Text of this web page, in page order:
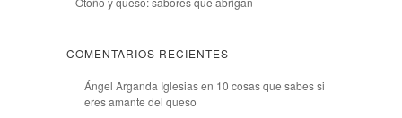
COMENTARIOS RECIENTES
Ángel Arganda Iglesiasen 10 cosas que sabes si
eres amante del queso